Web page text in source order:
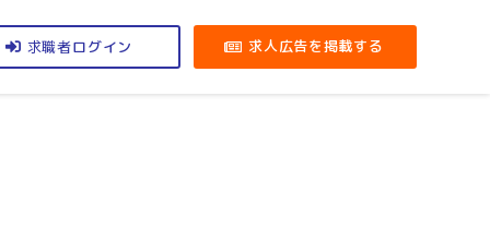
求職者ログイン 求人広告を掲載する